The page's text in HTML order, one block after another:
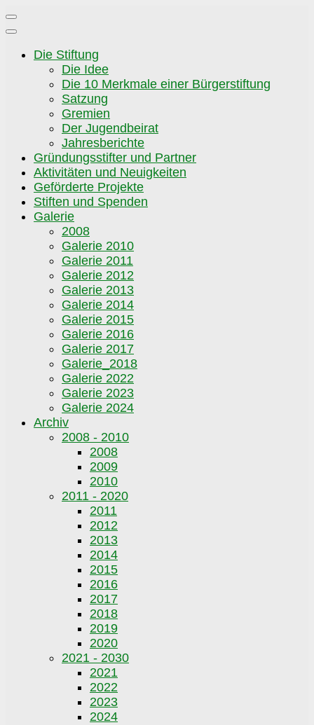
Zum
Inhalt
Die Stiftung
Die Idee
Die 10 Merkmale einer Bürgerstiftung
Satzung
Gremien
Der Jugendbeirat
Jahresberichte
Gründungsstifter und Partner
Aktivitäten und Neuigkeiten
Geförderte Projekte
Stiften und Spenden
Galerie
2008
Galerie 2010
Galerie 2011
Galerie 2012
Galerie 2013
Galerie 2014
Galerie 2015
Galerie 2016
Galerie 2017
Galerie_2018
Galerie 2022
Galerie 2023
Galerie 2024
Archiv
2008 - 2010
2008
2009
2010
2011 - 2020
2011
2012
2013
2014
2015
2016
2017
2018
2019
2020
2021 - 2030
2021
2022
2023
2024